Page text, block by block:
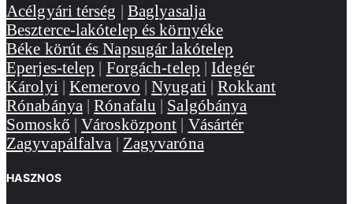
Acélgyári térség | Baglyasalja
Beszterce-lakótelep és környéke
Béke körút és Napsugár lakótelep
Eperjes-telep | Forgách-telep |Idegér
Károlyi |Kemerovo |Nyugati |Rokkant
Rónabánya |Rónafalu | Salgóbánya
Somoskő |Városközpont | Vásártér
Zagyvapálfalva | Zagyvaróna
HASZNOS